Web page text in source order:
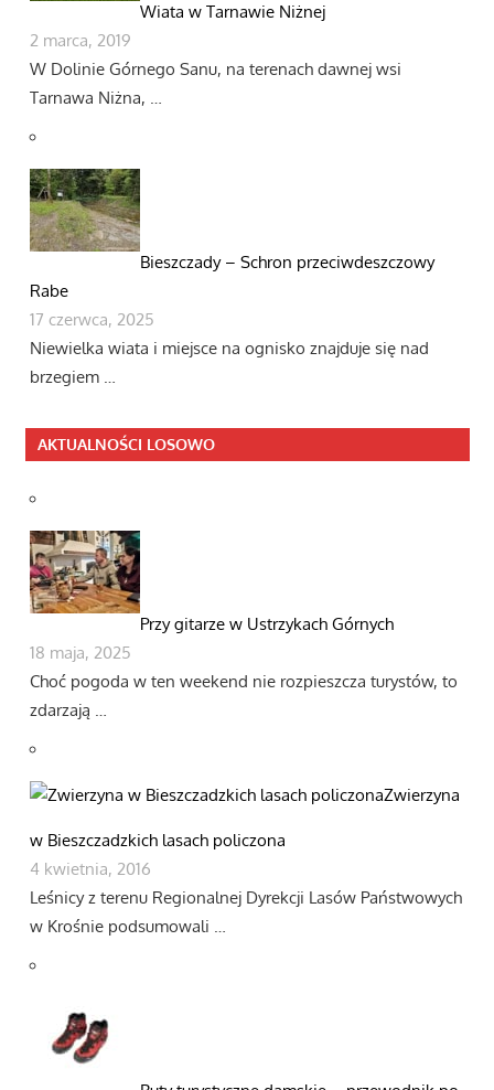
Wiata w Tarnawie Niżnej
2 marca, 2019
W Dolinie Górnego Sanu, na terenach dawnej wsi
Tarnawa Niżna, …
Bieszczady – Schron przeciwdeszczowy
Rabe
17 czerwca, 2025
Niewielka wiata i miejsce na ognisko znajduje się nad
brzegiem …
AKTUALNOŚCI LOSOWO
Przy gitarze w Ustrzykach Górnych
18 maja, 2025
Choć pogoda w ten weekend nie rozpieszcza turystów, to
zdarzają …
Zwierzyna
w Bieszczadzkich lasach policzona
4 kwietnia, 2016
Leśnicy z terenu Regionalnej Dyrekcji Lasów Państwowych
w Krośnie podsumowali …